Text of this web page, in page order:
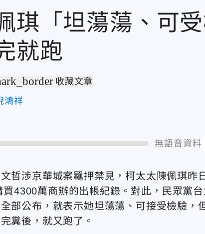
琪「坦蕩蕩、可
就跑
收藏文章
鴻祥
無語音資料
哲涉京華城案羈押禁見，柯太太陳佩琪昨
4300萬商辦的出帳紀錄。對此，民眾黨
部公布，就表示她坦蕩蕩、可接受檢驗，
糞後，就又跑了。